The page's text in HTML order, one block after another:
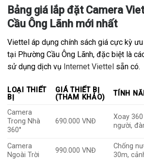
Bảng giá lắp đặt Camera
Cầu Ông Lãnh mới nhất
Viettel áp dụng chính sách giá cực kỳ
tại Phường Cầu Ông Lãnh, đặc biệt là
sử dụng dịch vụ Internet Viettel sẵn có.
LOẠI THIẾT
BỊ
GIÁ THIẾT BỊ
(THAM KHẢO)
TÍNH
Camera
Trong Nhà
360°
690.000 VNĐ
Xoay
người,
Camera
Ngoài Trời
990.000 VNĐ
Chống
30m,